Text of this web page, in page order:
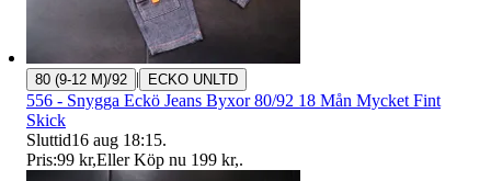
80 (9-12 M)/92 | ECKO UNLTD
556 - Snygga Eckö Jeans Byxor 80/92 18 Mån Mycket Fint
Skick
Sluttid16 aug 18:15.
Pris:99 kr,Eller Köp nu 199 kr,.